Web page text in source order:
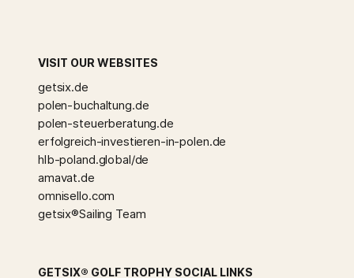
VISIT OUR WEBSITES
getsix.de
polen-buchaltung.de
polen-steuerberatung.de
erfolgreich-investieren-in-polen.de
hlb-poland.global/de
amavat.de
omnisello.com
getsix®Sailing Team
GETSIX® GOLF TROPHY SOCIAL LINKS